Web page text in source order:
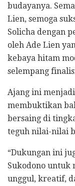
budayanya.
Lien, semoga
Solicha dengan
oleh Ade Lien
kebaya hitam
selempang
Ajang ini
membuktikan
bersaing di
teguh nilai-nilai
“Dukungan ini
Sukodono untuk
unggul, kreatif,